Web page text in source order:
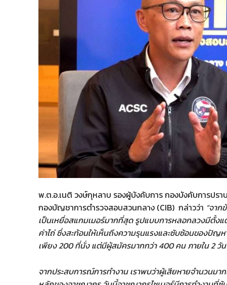
พ.ต.อ.เนติ วงษ์กุหลาบ รองผู้บังคับการ กองบังคับการปร
กองบัญชาการตำรวจสอบสวนกลาง (CIB) กล่าวว่า “จาก
เป็นเหยื่อสแกมเมอร์มากที่สุด รูปแบบการหลอกลวงมีตั้งแ
ค่าไถ่ ซึ่งสะท้อนให้เห็นถึงความรุนแรงและซับซ้อนของปัญ
เพียง 200 ที่นั่ง แต่มีผู้สมัครมากกว่า 400 คน ภายใน 2 วั
จากประสบการณ์การทำงาน เราพบว่าผู้เสียหายจำนวนมา